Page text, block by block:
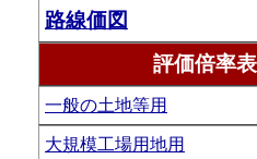
路線価図
評価倍率表
一般の土地等用
大規模工場用地用